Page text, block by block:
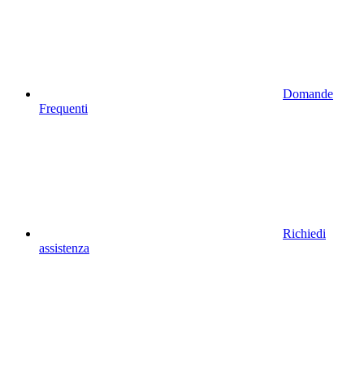
Domande
Frequenti
Richiedi
assistenza